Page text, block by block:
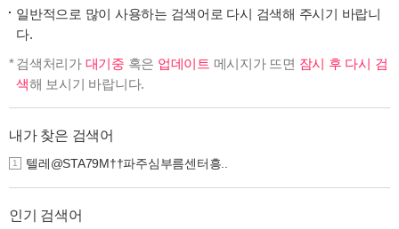
일반적으로 많이 사용하는 검색어로 다시 검색해 주시기 바랍니
다.
검색처리가 대기중 혹은 업데이트 메시지가 뜨면 잠시 후 다시 검
색해 보시기 바랍니다.
내가 찾은 검색어
1 텔레@STA79M††파주심부름센터흥..
인기 검색어